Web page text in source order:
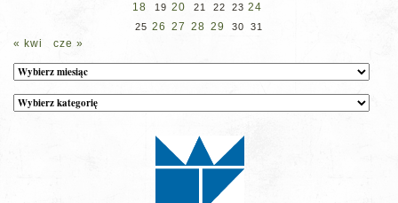
18 19 20 21 22 23 24
25 26 27 28 29 30 31
« kwi cze »
Archiwum
Kategorie
wpisów